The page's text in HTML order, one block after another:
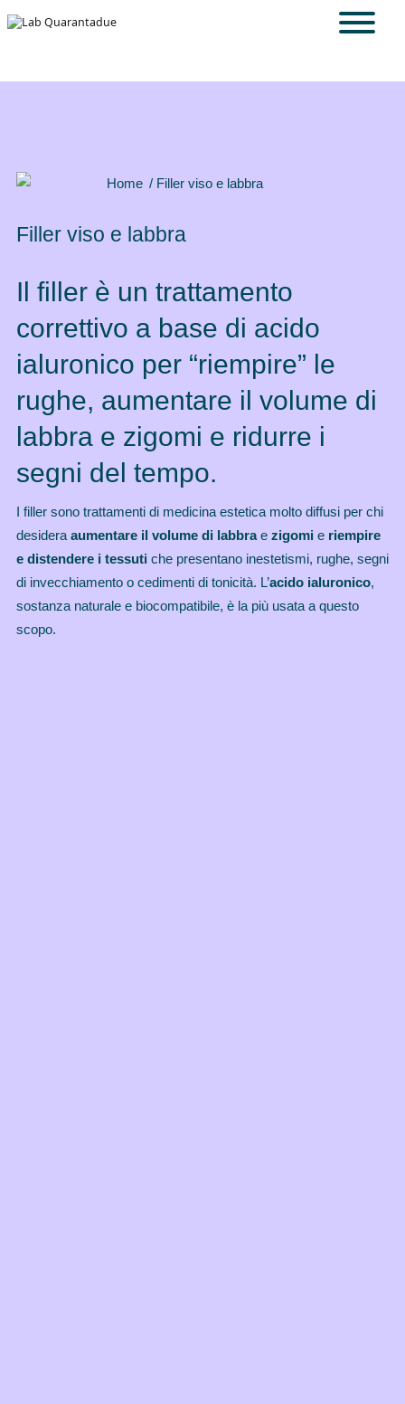
Home / Filler viso e labbra
Filler viso e labbra
Il filler è un trattamento
correttivo a base di acido
ialuronico per “riempire” le
rughe, aumentare il volume di
labbra e zigomi e ridurre i
segni del tempo.
I filler sono trattamenti di medicina estetica molto diffusi per chi
desidera aumentare il volume di labbrae zigomie riempire
e distendere i tessutiche presentano inestetismi, rughe, segni
di invecchiamento o cedimenti di tonicità. L’acido ialuronico,
sostanza naturale e biocompatibile, è la più usata a questo
scopo.